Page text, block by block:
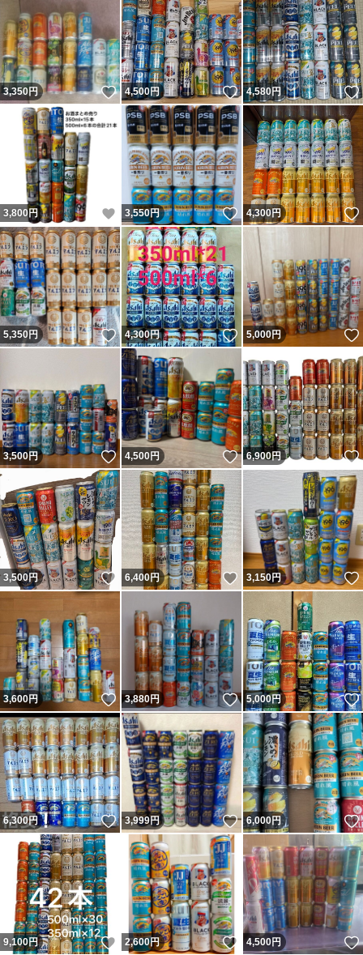
3,350円 いいね！
4,500円 いいね！
4,580円
3,800円 いいね！
3,550円 いいね！
4,300円
5,350円 いいね！
4,300円 いいね！
5,000円
3,500円 いいね！
4,500円 いいね！
6,900円
3,500円 いいね！
6,400円 いいね！
3,150円
3,600円 いいね！
3,880円 いいね！
5,000円
6,300円 いいね！
3,999円 いいね！
6,000円
9,100円 いいね！
2,600円 いいね！
4,500円